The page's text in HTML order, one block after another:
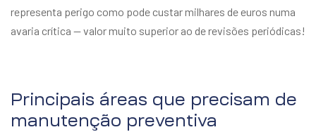
representa perigo como pode custar milhares de euros numa
avaria crítica — valor muito superior ao de revisões periódicas!
Principais áreas que precisam de
manutenção preventiva